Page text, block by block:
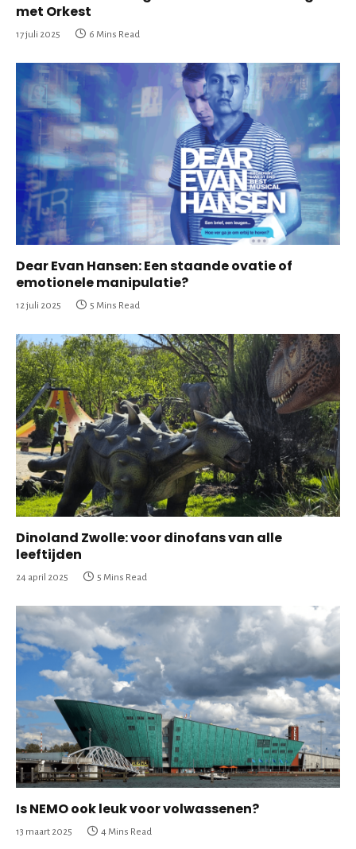
met Orkest
17 juli 2025 6 Mins Read
Dear Evan Hansen: Een staande ovatie of
emotionele manipulatie?
12 juli 2025 5 Mins Read
Dinoland Zwolle: voor dinofans van alle
leeftijden
24 april 2025 5 Mins Read
Is NEMO ook leuk voor volwassenen?
13 maart 2025 4 Mins Read